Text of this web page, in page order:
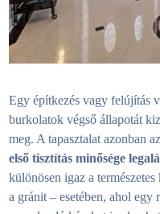
Egy építkezés vagy felújítás
burkolatok végső állapotát
meg. A tapasztalat azonban
első tisztítás minősége
különösen igaz a
a gránit – esetében, ahol egy